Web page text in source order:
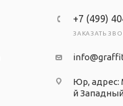
+7 (499)
ЗАКАЗАТЬ
Юр, адрес:
й Западный